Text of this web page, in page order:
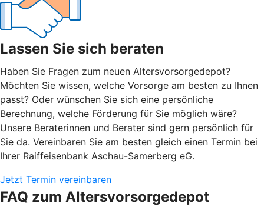
Lassen Sie sich beraten
Haben Sie Fragen zum neuen Altersvorsorgedepot?
Möchten Sie wissen, welche Vorsorge am besten zu Ihnen
passt? Oder wünschen Sie sich eine persönliche
Berechnung, welche Förderung für Sie möglich wäre?
Unsere Beraterinnen und Berater sind gern persönlich für
Sie da. Vereinbaren Sie am besten gleich einen Termin bei
Ihrer Raiffeisenbank Aschau-Samerberg eG.
Jetzt Termin vereinbaren
FAQ zum Altersvorsorgedepot